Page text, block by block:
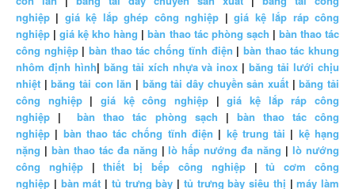
nghiệp | giá kệ lắp ghép công nghiệp |giá kệ lắp ráp công
nghiệp |giá kệ kho hàng |bàn thao tác phòng sạch | bàn thao tác
công nghiệp|bàn thao tác chống tĩnh điện | bàn thao tác khung
nhôm định hình| băng tải xích nhựa và inox |băng tải lưới chịu
nhiệt |băng tải con lăn | băng tải dây chuyền sản xuất |băng tải
công nghiệp|giá kệ công nghiệp |giá kệ lắp ráp công
nghiệp |bàn thao tác phòng sạch | bàn thao tác công
nghiệp | bàn thao tác chống tĩnh điện | kệ trung tải | kệ hạng
nặng | bàn thao tác đa năng |lò hấp nướng đa năng |lò nướng
công nghiệp|thiết bị bếp công nghiệp|tủ cơm công
nghiệp | bàn mát | tủ trưng bày | tủ trưng bày siêu thị |máy làm